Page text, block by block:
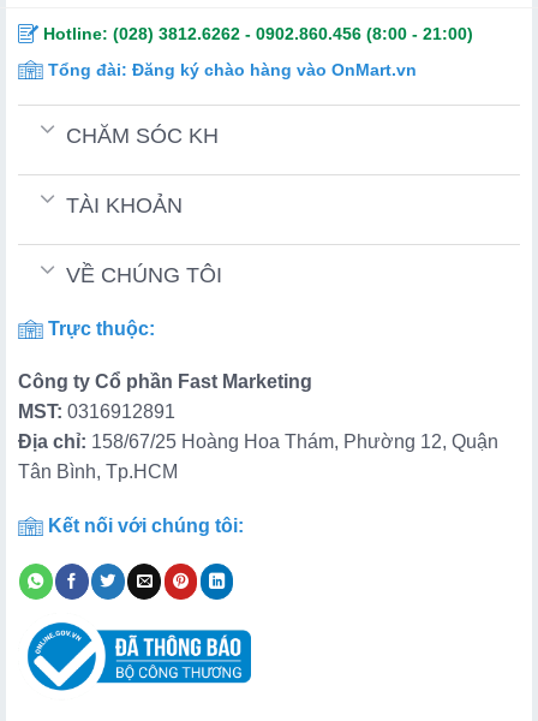
Hotline: (028) 3812.6262 - 0902.860.456 (8:00 - 21:00)
Tổng đài: Đăng ký chào hàng vào OnMart.vn
CHĂM SÓC KH
TÀI KHOẢN
VỀ CHÚNG TÔI
Trực thuộc:
Công ty Cổ phần Fast Marketing
MST: 0316912891
Địa chỉ: 158/67/25 Hoàng Hoa Thám, Phường 12, Quận
Tân Bình, Tp.HCM
Kết nối với chúng tôi: